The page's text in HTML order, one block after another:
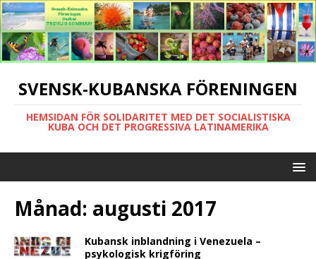
SVENSK-KUBANSKA FÖRENINGEN
HEMSIDAN FÖR SOLIDARITET MED DET SOCIALISTISKA
KUBA OCH DET PROGRESSIVA LATINAMERIKA
Månad: augusti 2017
Kubansk inblandning i Venezuela –
psykologisk krigföring